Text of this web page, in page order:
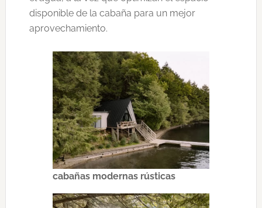
disponible de la cabaña para un mejor
aprovechamiento.
cabañas modernas rústicas